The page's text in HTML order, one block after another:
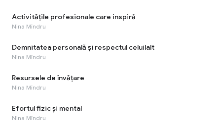
Activitățile profesionale care inspiră
Nina Mîndru
Demnitatea personală și respectul celuilalt
Nina Mîndru
Resursele de învățare
Nina Mîndru
Efortul fizic și mental
Nina Mîndru